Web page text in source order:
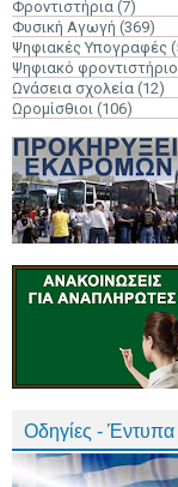
Φροντιστήρια (7)
Φυσική Αγωγή (369)
Ψηφιακές Υπογραφές
Ψηφιακό φροντιστήριο
Ωνάσεια σχολεία (12)
Ωρομίσθιοι (106)
Οδηγίες - Έντυπα